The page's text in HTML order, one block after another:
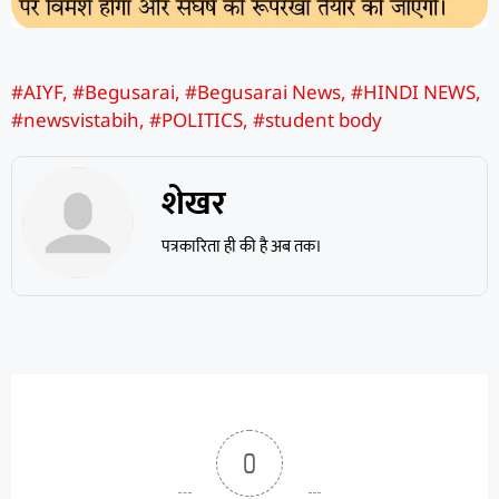
#AIYF, #Begusarai, #Begusarai News, #HINDI NEWS,
#newsvistabih, #POLITICS, #student body
शेखर
पत्रकारिता ही की है अब तक।
0